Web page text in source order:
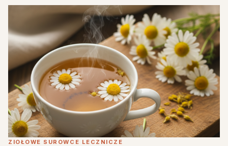
ZIOŁOWE SUROWCE LECZNICZE